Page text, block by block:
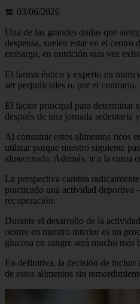
📅 03/06/2026
Una de las grandes dudas que
despensa, suelen estar en el
embargo, en nutrición rara vez
El farmacéutico y experto en
ser perjudiciales o, por el contrario,
El factor principal para determinar
después de una jornada
Al consumir estos alimentos ricos
utilizar porque nuestro siguiente
almacenada. Además, ir a la cama
La perspectiva cambia
practicado una actividad deportiva
recuperación.
Durante el desarrollo de la
ocurre en nuestro interior es un
glucosa en sangre será mucho
En definitiva, la decisión de incluir
de estos alimentos sin